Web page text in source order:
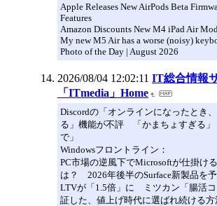
Apple Releases New AirPods Beta
Features
Amazon Discounts New M4 iPad Air
My new M5 Air has a worse (noisy)
Photo of the Day | August 2026
2026/08/04 12:02:11 IT総合情報
「ITmedia」Home
Discordの「オンラインになったとき
る」機能が不評 「かまちょすぎる」
で」
Windowsフロントライン：
PC市場の逆風下でMicrosoftが仕掛け
は？ 2026年後半のSurface新製品を
LTVが「1.5倍」に ミツカン「腸活
証した、値上げ時代に選ばれ続ける方